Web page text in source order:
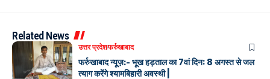
Related News
उत्तर प्रदेशफर्रुखाबाद
फर्रुखाबाद न्यूज़:- भूख हड़ताल का 7वां दिन: 8 अगस्त से जल
त्याग करेंगे श्यामबिहारी अवस्थी |